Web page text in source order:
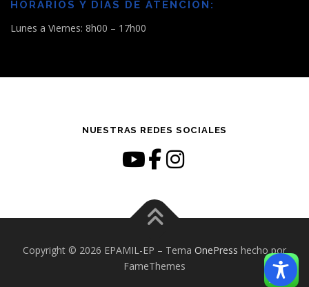
HORARIOS Y DÍAS DE ATENCIÓN:
Lunes a Viernes: 8h00 – 17h00
NUESTRAS REDES SOCIALES
Copyright © 2026 EPAMIL-EP – Tema OnePress hecho por
FameThemes